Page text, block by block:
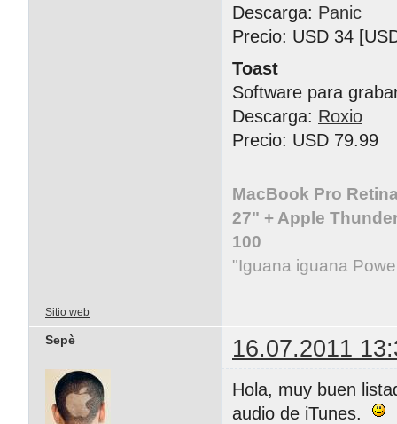
Descarga: Panic
Precio: USD 34
Toast
Software para
Descarga: Roxio
Precio: USD 79.99
MacBook Pro
27" + Apple
100
"Iguana iguana
Sitio web
Sepè 16.07.2011
Hola, muy buen
audio de iTunes.